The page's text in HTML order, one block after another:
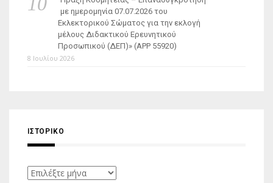
με ημερομηνία 07.07.2026 του
Εκλεκτορικού Σώματος για την εκλογή
μέλους Διδακτικού Ερευνητικού
Προσωπικού (ΔΕΠ)» (APP 55920)
8 Ιουλίου 2026
ΙΣΤΟΡΙΚΌ
Ιστορικό